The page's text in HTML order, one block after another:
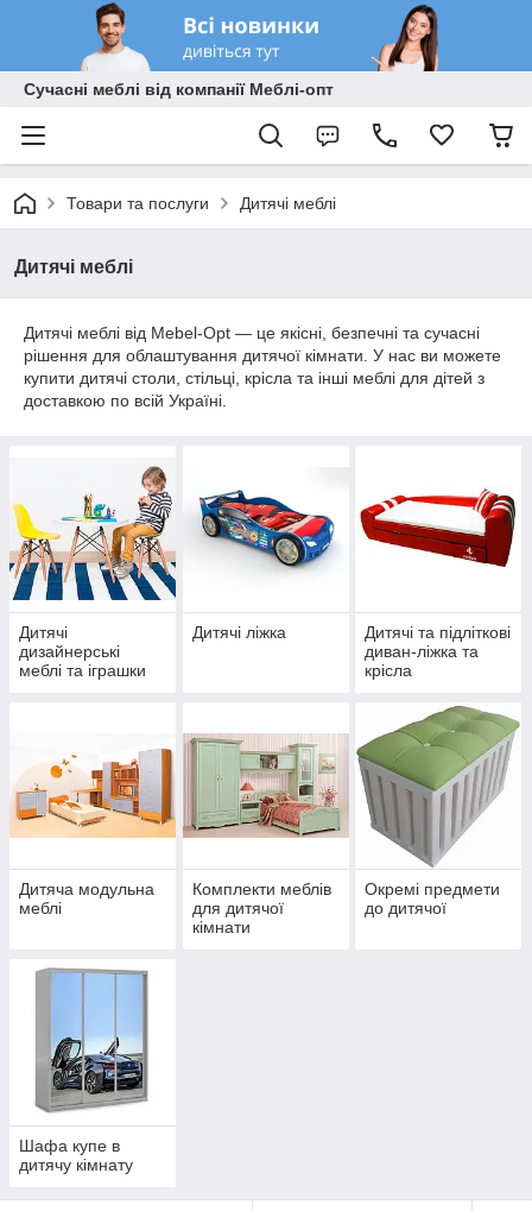
Сучасні меблі від компанії Меблі-опт
Товари та послуги Дитячі меблі
Дитячі меблі
Дитячі меблі від Mebel-Opt — це якісні, безпечні та сучасні
рішення для облаштування дитячої кімнати. У нас ви можете
купити дитячі столи, стільці, крісла та інші меблі для дітей з
доставкою по всій Україні.
Дитячі
дизайнерські
меблі та іграшки
Дитячі ліжка
Дитячі та підліткові
диван-ліжка та
крісла
Дитяча модульна
меблі
Комплекти меблів
для дитячої
кімнати
Окремі предмети
до дитячої
Шафа купе в
дитячу кімнату